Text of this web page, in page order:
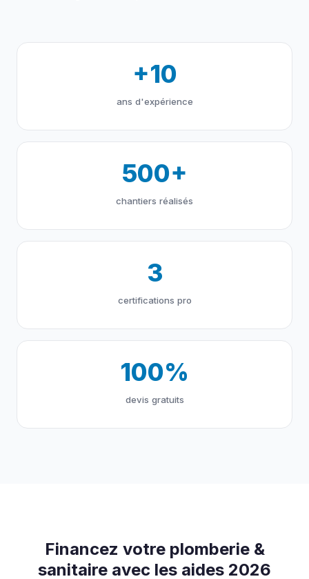
+10
ans d'expérience
500+
chantiers réalisés
3
certifications pro
100%
devis gratuits
Financez votre plomberie &
sanitaire avec les aides 2026